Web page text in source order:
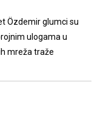
Özdemir glumci su
ulogama u
mreža traže